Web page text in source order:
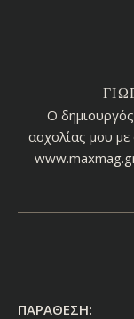
Ο
ασχολίας μου
ΠΑΡΆΘΕΣΗ: